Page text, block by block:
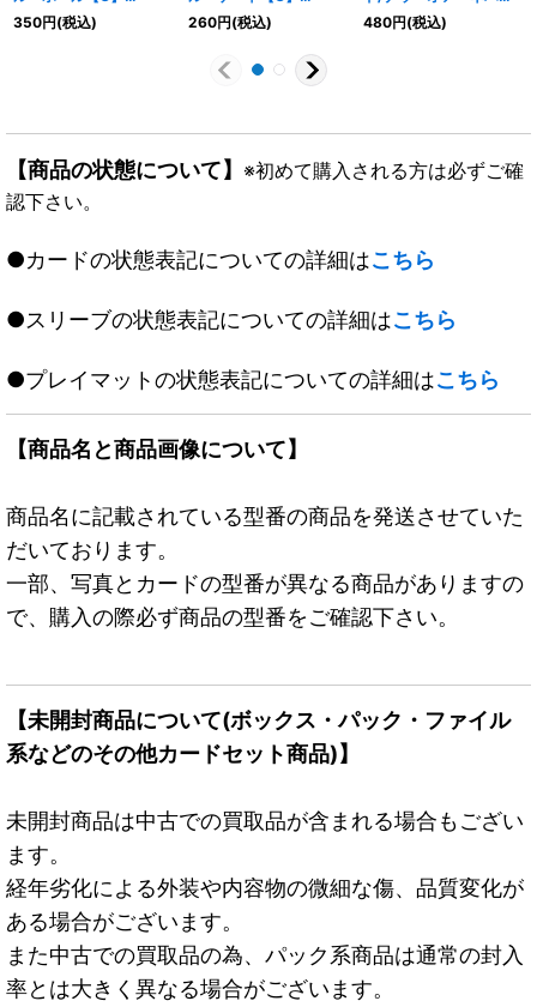
{DMX0342/42}《火》
350円(税込)
{DMD1714/14}《水》
260円(税込)
【SR】{RP1811A/20}
《多》
480円(税込)
【商品の状態について】 ※初めて購入される方は必ずご確
認下さい。
●カードの状態表記についての詳細はこちら
●スリーブの状態表記についての詳細はこちら
●プレイマットの状態表記についての詳細はこちら
【商品名と商品画像について】
商品名に記載されている型番の商品を発送させていた
だいております。
一部、写真とカードの型番が異なる商品がありますの
で、購入の際必ず商品の型番をご確認下さい。
【未開封商品について(ボックス・パック・ファイル
系などのその他カードセット商品)】
未開封商品は中古での買取品が含まれる場合もござい
ます。
経年劣化による外装や内容物の微細な傷、品質変化が
ある場合がございます。
また中古での買取品の為、パック系商品は通常の封入
率とは大きく異なる場合がございます。